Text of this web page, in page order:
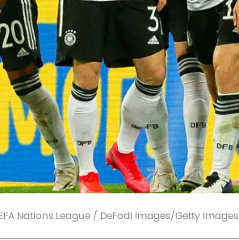
Nations League / DeFodi Images/Getty Images